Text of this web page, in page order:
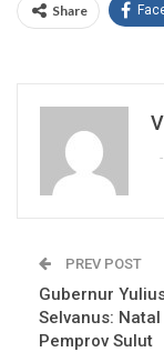
Share
PREV POST
Gubernur
Selvanus: Natal
Pemprov Sulut